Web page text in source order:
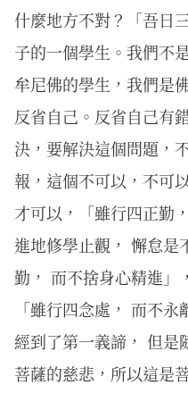
什麼地方不對？「吾日
子的一個學生。我們不
牟尼佛的學生，我們是
反省自己。反省自己有
決，要解決這個問題，
報，這個不可以，不可
才可以，「雖行四正勤
進地修學止觀， 懈怠是
勤， 而不捨身心精進」
「雖行四念處， 而不
經到了第一義諦， 但是
菩薩的慈悲，所以這是